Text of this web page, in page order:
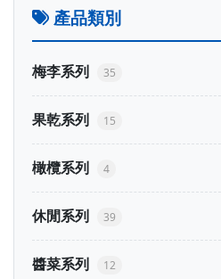
產品類別
梅李系列 35
果乾系列 15
橄欖系列 4
休閒系列 39
醬菜系列 12